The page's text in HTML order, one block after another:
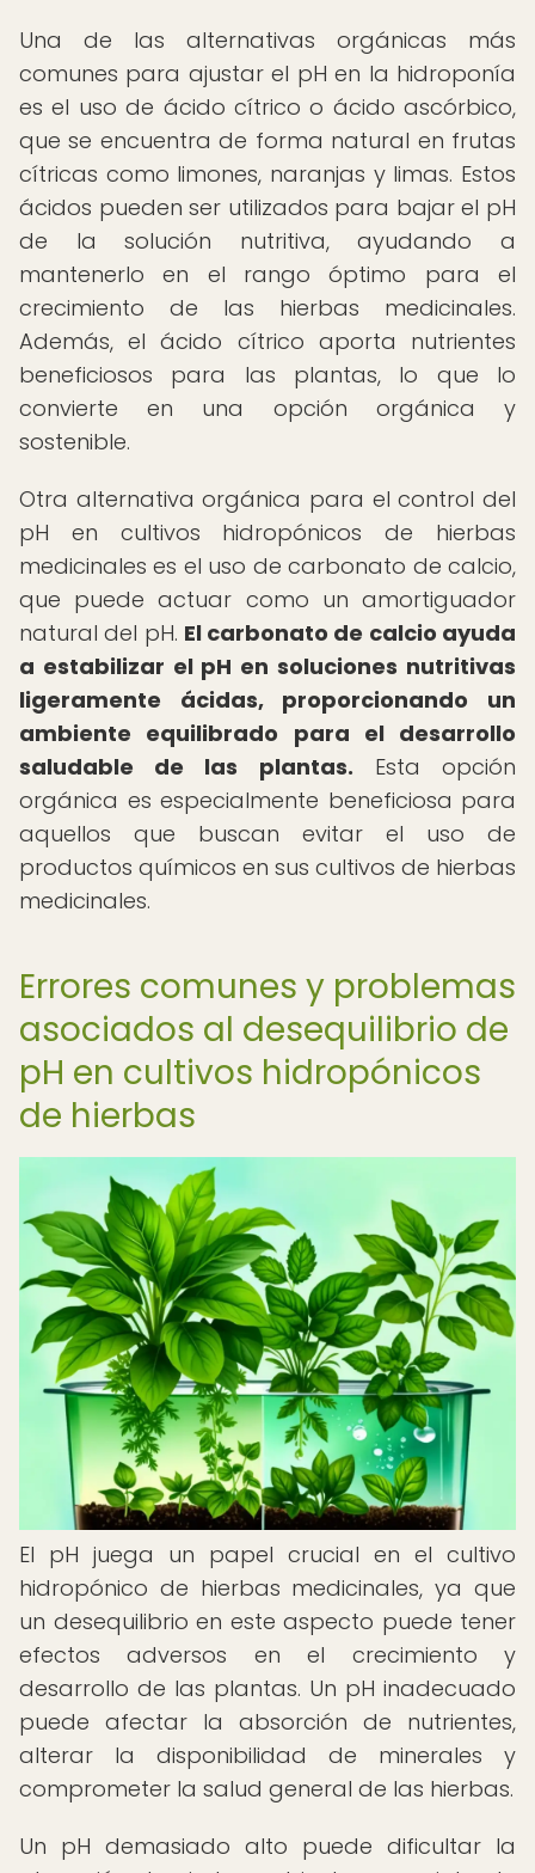
Una de las alternativas orgánicas más
comunes para ajustar el pH en la hidroponía
es el uso de ácido cítrico o ácido ascórbico,
que se encuentra de forma natural en frutas
cítricas como limones, naranjas y limas. Estos
ácidos pueden ser utilizados para bajar el pH
de la solución nutritiva, ayudando a
mantenerlo en el rango óptimo para el
crecimiento de las hierbas medicinales.
Además, el ácido cítrico aporta nutrientes
beneficiosos para las plantas, lo que lo
convierte en una opción orgánica y
sostenible.
Otra alternativa orgánica para el control del
pH en cultivos hidropónicos de hierbas
medicinales es el uso de carbonato de calcio,
que puede actuar como un amortiguador
natural del pH. El carbonato de calcio ayuda
a estabilizar el pH en soluciones nutritivas
ligeramente ácidas, proporcionando un
ambiente equilibrado para el desarrollo
saludable de las plantas. Esta opción
orgánica es especialmente beneficiosa para
aquellos que buscan evitar el uso de
productos químicos en sus cultivos de hierbas
medicinales.
Errores comunes y problemas
asociados al desequilibrio de
pH en cultivos hidropónicos
de hierbas
El pH juega un papel crucial en el cultivo
hidropónico de hierbas medicinales, ya que
un desequilibrio en este aspecto puede tener
efectos adversos en el crecimiento y
desarrollo de las plantas. Un pH inadecuado
puede afectar la absorción de nutrientes,
alterar la disponibilidad de minerales y
comprometer la salud general de las hierbas.
Un pH demasiado alto puede dificultar la